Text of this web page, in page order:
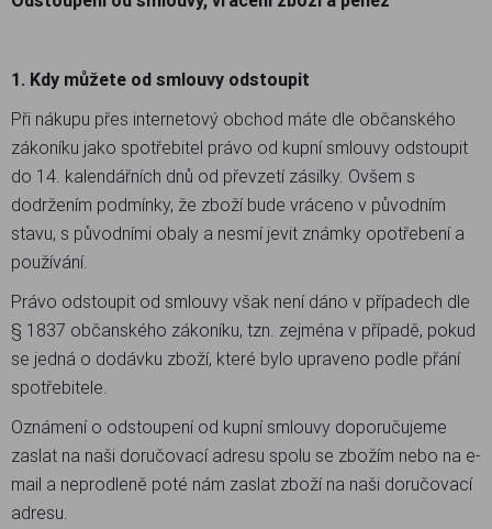
1. Kdy můžete od smlouvy odstoupit
Při nákupu přes internetový obchod máte dle občanského
zákoníku jako spotřebitel právo od kupní smlouvy odstoupit
do 14. kalendářních dnů od převzetí zásilky. Ovšem s
dodržením podmínky, že zboží bude vráceno v původním
stavu, s původními obaly a nesmí jevit známky opotřebení a
používání.
Právo odstoupit od smlouvy však není dáno v případech dle
§ 1837 občanského zákoníku, tzn. zejména v případě, pokud
se jedná o dodávku zboží, které bylo upraveno podle přání
spotřebitele.
Oznámení o odstoupení od kupní smlouvy doporučujeme
zaslat na naši doručovací adresu spolu se zbožím nebo na e-
mail a neprodleně poté nám zaslat zboží na naši doručovací
adresu.